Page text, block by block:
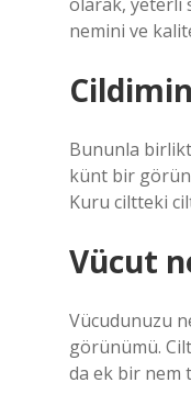
nemini ve
Bununla
künt bir
Kuru ciltteki
Vücut
Vücudunuzu
görünümü.
da ek bir nem